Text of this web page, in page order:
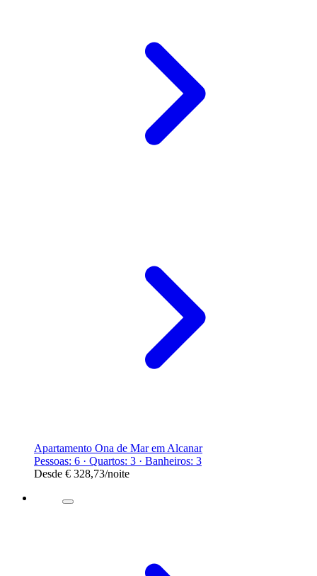
Apartamento Ona de Mar em Alcanar
Pessoas: 6 · Quartos: 3 · Banheiros: 3
Desde € 328,73/noite